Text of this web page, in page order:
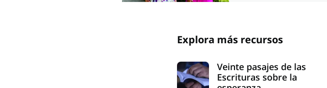
Explora más recursos
Veinte pasajes de las
Escrituras sobre la